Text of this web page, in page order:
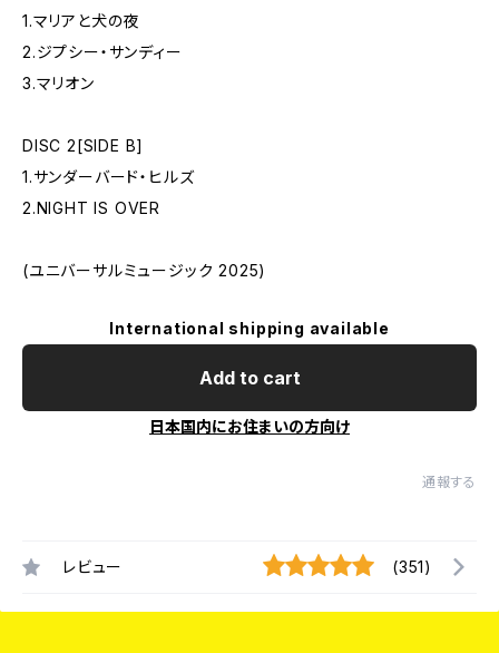
1.マリアと犬の夜
2.ジプシー・サンディー
3.マリオン
DISC 2[SIDE B]
1.サンダーバード・ヒルズ
2.NIGHT IS OVER
(ユニバーサルミュージック 2025)
International shipping available
Add to cart
日本国内にお住まいの方向け
通報する
レビュー (351)